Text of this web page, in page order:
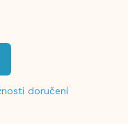
doručení